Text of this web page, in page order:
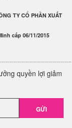
TY CỔ PHẦN XUẤT
cấp 06/11/2015
quyền lợi giảm
GỬI